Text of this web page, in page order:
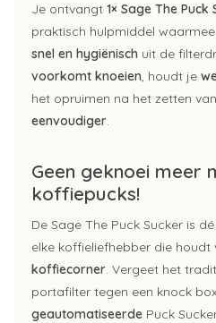
Je ontvangt 1× Sage The Puck
praktisch hulpmiddel
snel en hygiënisch uit de
voorkomt knoeien, houdt je
het opruimen na het zetten
eenvoudiger.
Geen geknoei meer
koffiepucks!
De Sage The Puck Sucker is
elke koffieliefhebber die houdt
koffiecorner. Vergeet het
portafilter tegen een knock
geautomatiseerde Puck